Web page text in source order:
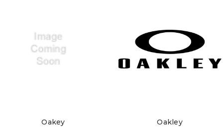
Oakey Oakley